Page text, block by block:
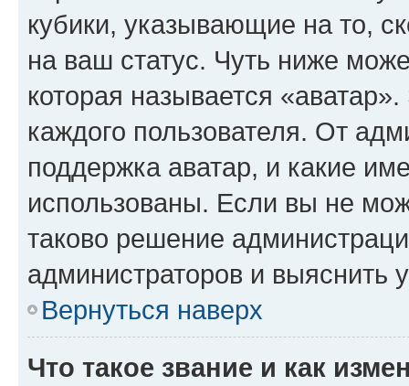
кубики, указывающие на то,
на ваш статус. Чуть ниже
которая называется
каждого пользователя. От
поддержка аватар, и какие
использованы. Если вы не
таково решение
администраторов и выяснить
Вернуться наверх
Что такое звание и как